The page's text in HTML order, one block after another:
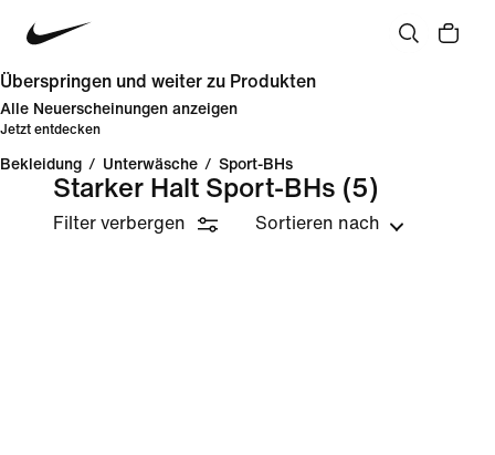
Überspringen und weiter zu Produkten
Alle Neuerscheinungen anzeigen
Jetzt entdecken
Bekleidung / Unterwäsche / Sport-BHs
Starker Halt Sport-BHs (5)
Filter verbergen Sortieren nach